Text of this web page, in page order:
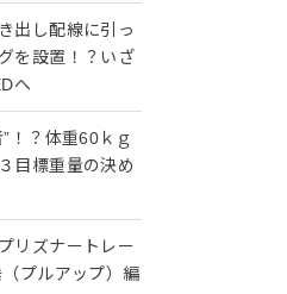
出し配線に引っ
を設置！？いざ
へ
！？体重60ｋｇ
目標重量の決め
リズナートレー
プルアップ）編